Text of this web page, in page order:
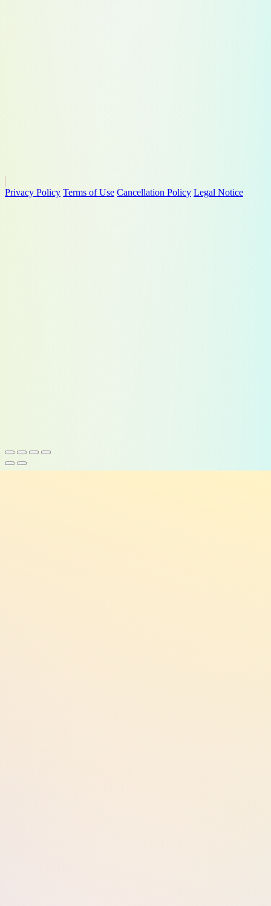
Privacy Policy Terms of Use Cancellation Policy Legal Notice